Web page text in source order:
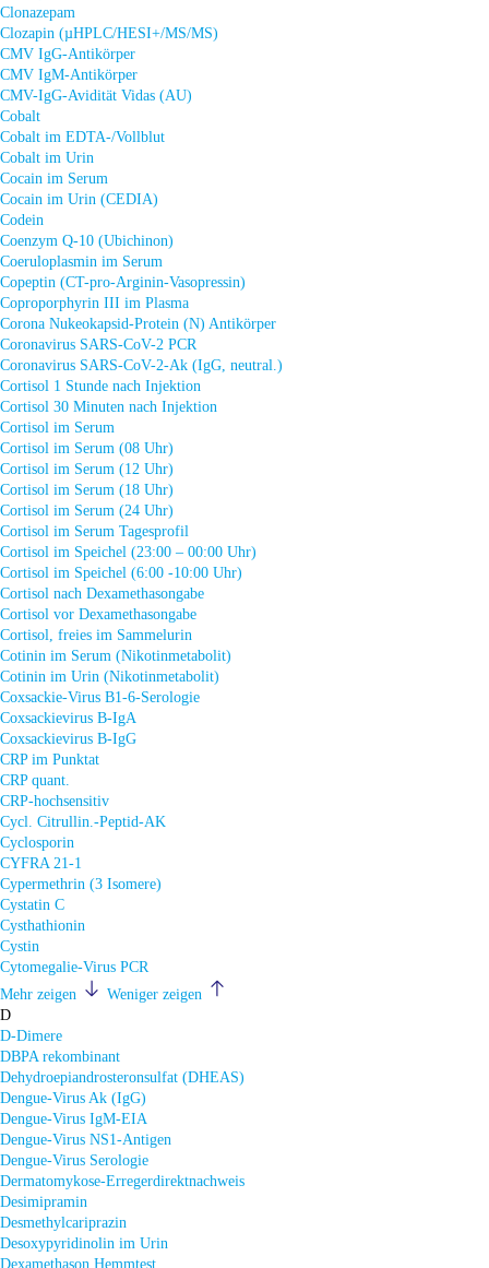
Clonazepam
Clozapin (µHPLC/HESI+/MS/MS)
CMV IgG-Antikörper
CMV IgM-Antikörper
CMV-IgG-Avidität Vidas (AU)
Cobalt
Cobalt im EDTA-/Vollblut
Cobalt im Urin
Cocain im Serum
Cocain im Urin (CEDIA)
Codein
Coenzym Q-10 (Ubichinon)
Coeruloplasmin im Serum
Copeptin (CT-pro-Arginin-Vasopressin)
Coproporphyrin III im Plasma
Corona Nukeokapsid-Protein (N) Antikörper
Coronavirus SARS-CoV-2 PCR
Coronavirus SARS-CoV-2-Ak (IgG, neutral.)
Cortisol 1 Stunde nach Injektion
Cortisol 30 Minuten nach Injektion
Cortisol im Serum
Cortisol im Serum (08 Uhr)
Cortisol im Serum (12 Uhr)
Cortisol im Serum (18 Uhr)
Cortisol im Serum (24 Uhr)
Cortisol im Serum Tagesprofil
Cortisol im Speichel (23:00 – 00:00 Uhr)
Cortisol im Speichel (6:00 -10:00 Uhr)
Cortisol nach Dexamethasongabe
Cortisol vor Dexamethasongabe
Cortisol, freies im Sammelurin
Cotinin im Serum (Nikotinmetabolit)
Cotinin im Urin (Nikotinmetabolit)
Coxsackie-Virus B1-6-Serologie
Coxsackievirus B-IgA
Coxsackievirus B-IgG
CRP im Punktat
CRP quant.
CRP-hochsensitiv
Cycl. Citrullin.-Peptid-AK
Cyclosporin
CYFRA 21-1
Cypermethrin (3 Isomere)
Cystatin C
Cysthathionin
Cystin
Cytomegalie-Virus PCR
Mehr zeigen
Weniger zeigen
D
D-Dimere
DBPA rekombinant
Dehydroepiandrosteronsulfat (DHEAS)
Dengue-Virus Ak (IgG)
Dengue-Virus IgM-EIA
Dengue-Virus NS1-Antigen
Dengue-Virus Serologie
Dermatomykose-Erregerdirektnachweis
Desimipramin
Desmethylcariprazin
Desoxypyridinolin im Urin
Dexamethason Hemmtest